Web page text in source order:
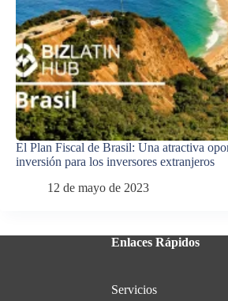
El Plan Fiscal de Brasil: Una atractiva
inversión para los inversores extranjeros
12 de mayo de 2023
Enlaces Rápidos
Servicios